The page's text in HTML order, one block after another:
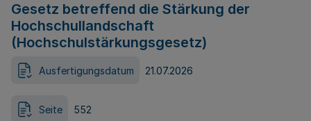
Gesetz betreffend die Stärkung der
Hochschullandschaft
(Hochschulstärkungsgesetz)
Ausfertigungsdatum 21.07.2026
Seite 552